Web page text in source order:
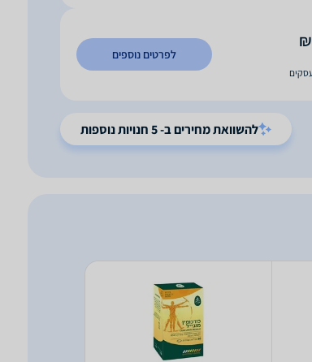
₪
לפרטים נוספים
להשוואת מחירים ב- 5 חנויות נוספות